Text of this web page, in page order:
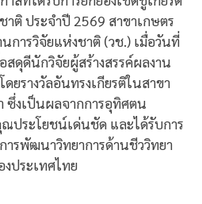
ติ ประจำปี 2569 สาขาเกษตร
การวิจัยแห่งชาติ (วช.) เมื่อวันที่
ดุดีนักวิจัยผู้สร้างสรรค์ผลงาน
ยรางวัลอันทรงเกียรติในสาขา
ซึ่งเป็นผลจากการอุทิศตน
ณประโยชน์เด่นชัด และได้รับการ
ารพัฒนาวิทยาการด้านชีววิทยา
ประเทศไทย